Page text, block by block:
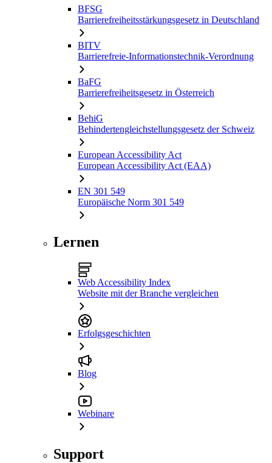
BFSG
Barrierefreiheitsstärkungsgesetz in Deutschland
BITV
Barrierefreie-Informationstechnik-Verordnung
BaFG
Barrierefreiheitsgesetz in Österreich
BehiG
Behindertengleichstellungsgesetz der Schweiz
European Accessibility Act
European Accessibility Act (EAA)
EN 301 549
Europäische Norm 301 549
Lernen
Web Accessibility Index
Website mit der Branche vergleichen
Erfolgsgeschichten
Blog
Webinare
Support